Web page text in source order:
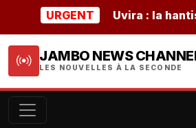
URGENT Uvira : la hantise
JAMBO NEWS
LES NOUVELLES À LA SECONDE